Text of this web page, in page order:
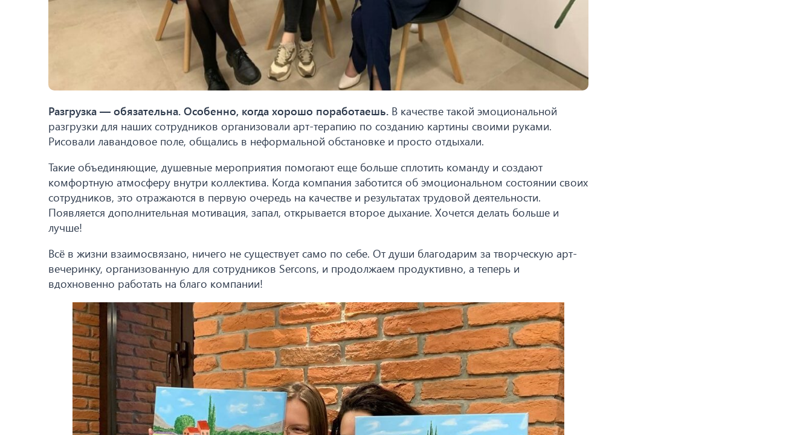
Разгрузка — обязательна. Особенно, когда хорошо поработаешь. В качестве такой эмоциональной
разгрузки для наших сотрудников организовали арт-терапию по созданию картины своими руками.
Рисовали лавандовое поле, общались в неформальной обстановке и просто отдыхали.
Такие объединяющие, душевные мероприятия помогают еще больше сплотить команду и создают
комфортную атмосферу внутри коллектива. Когда компания заботится об эмоциональном состоянии своих
сотрудников, это отражаются в первую очередь на качестве и результатах трудовой деятельности.
Появляется дополнительная мотивация, запал, открывается второе дыхание. Хочется делать больше и
лучше!
Всё в жизни взаимосвязано, ничего не существует само по себе. От души благодарим за творческую арт-
вечеринку, организованную для сотрудников Sercons, и продолжаем продуктивно, а теперь и
вдохновенно работать на благо компании!